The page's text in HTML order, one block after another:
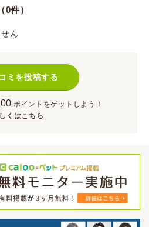
件）
ん
ミを投稿する
ポイント をゲットしよう！
くはこちら